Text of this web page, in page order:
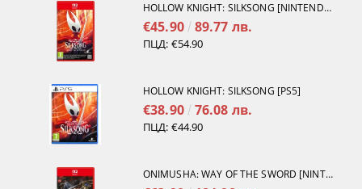
HOLLOW KNIGHT: SILKSONG [NINTENDO SWITCH 2]
€45.90 89.77 лв.
ПЦД: €54.90
HOLLOW KNIGHT: SILKSONG [PS5]
€38.90 76.08 лв.
ПЦД: €44.90
ONIMUSHA: WAY OF THE SWORD [NINTENDO SWITCH 2]